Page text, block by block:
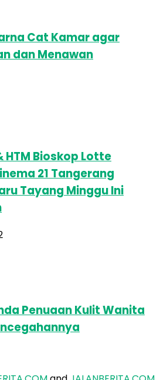
Cat Kamar agar
dan Menawan
HTM Bioskop Lotte
21 Tangerang
Tayang Minggu Ini
Penuaan Kulit Wanita